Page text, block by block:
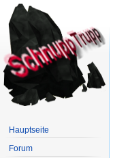
Hauptseite
Forum